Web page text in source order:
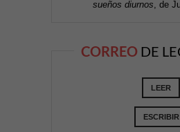
sueños diurnos, de
CORREO DE
LEER
ESCRIBIR